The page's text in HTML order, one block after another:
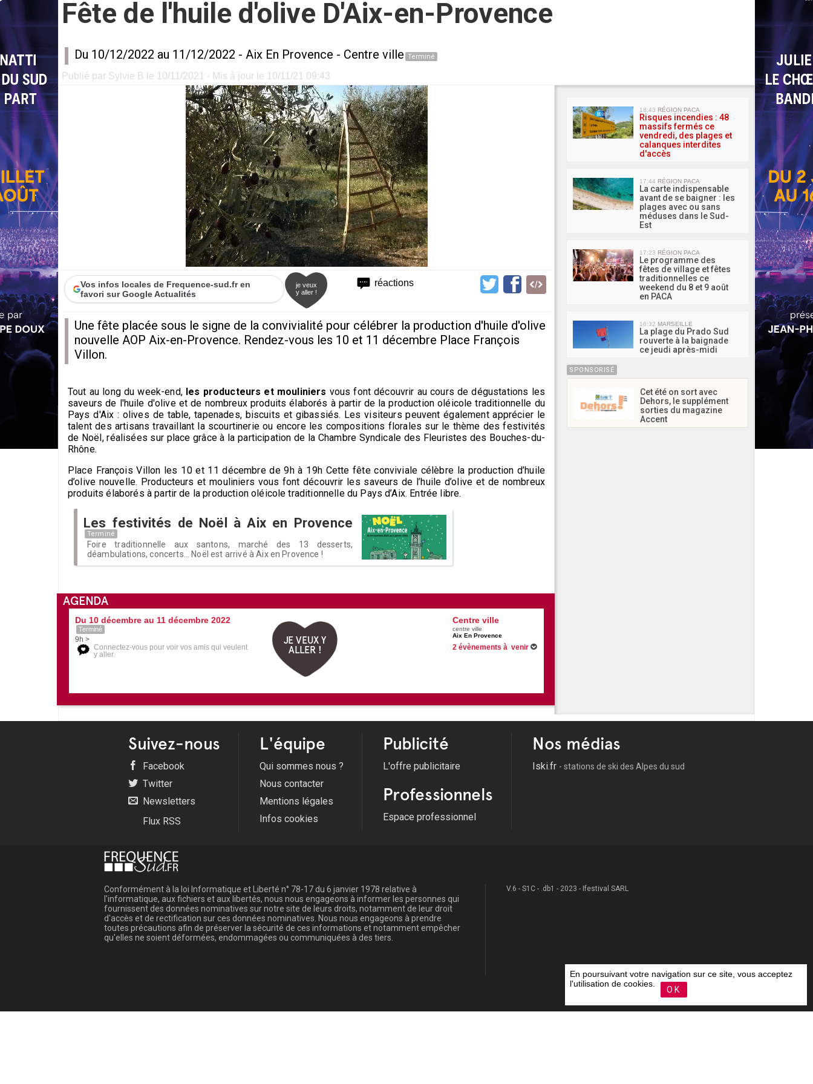
Fête de l'huile d'olive D'Aix-en-Provence
Du 10/12/2022 au 11/12/2022 - Aix En Provence - Centre ville Terminé
Publié par Sylvie B le 10/11/2021 - Mis à jour le 10/11/21 09:43
réactions
Vos infos locales de Frequence-sud.fr en
favori sur Google Actualités
je veux
y aller !
Une fête placée sous le signe de la convivialité pour célébrer la production d'huile d'olive
nouvelle AOP Aix-en-Provence. Rendez-vous les 10 et 11 décembre Place François
Villon.
Tout au long du week-end, les producteurs et mouliniers vous font découvrir au cours de dégustations les
saveurs de l'huile d'olive et de nombreux produits élaborés à partir de la production oléicole traditionnelle du
Pays d'Aix : olives de table, tapenades, biscuits et gibassiés. Les visiteurs peuvent également apprécier le
talent des artisans travaillant la scourtinerie ou encore les compositions florales sur le thème des festivités
de Noël, réalisées sur place grâce à la participation de la Chambre Syndicale des Fleuristes des Bouches-du-
Rhône.
Place François Villon les 10 et 11 décembre de 9h à 19h Cette fête conviviale célèbre la production d’huile
d’olive nouvelle. Producteurs et mouliniers vous font découvrir les saveurs de l’huile d’olive et de nombreux
produits élaborés à partir de la production oléicole traditionnelle du Pays d’Aix. Entrée libre.
Les festivités de Noël à Aix en Provence
Terminé
Foire traditionnelle aux santons, marché des 13 desserts,
déambulations, concerts... Noël est arrivé à Aix en Provence !
AGENDA
Du 10 décembre au 11 décembre 2022
Terminé
9h >
Connectez-vous pour voir vos amis qui veulent
y aller.
JE VEUX Y
ALLER !
Centre ville
centre ville
Aix En Provence
2 évènements à venir
MA
18:43 RÉGION PACA
Risques incendies : 48
massifs fermés ce
vendredi, des plages et
calanques interdites
d'accès
17:44 RÉGION PACA
La carte indispensable
avant de se baigner : les
plages avec ou sans
méduses dans le Sud-
Est
17:23 RÉGION PACA
Le programme des
fêtes de village et fêtes
traditionnelles ce
weekend du 8 et 9 août
en PACA
16:32 MARSEILLE
La plage du Prado Sud
rouverte à la baignade
ce jeudi après-midi
SPONSORISÉ
Cet été on sort avec
Dehors, le supplément
sorties du magazine
Accent
Suivez-nous
Facebook
Twitter
Newsletters
Flux RSS
L'équipe
Qui sommes nous ?
Nous contacter
Mentions légales
Infos cookies
Publicité
L'offre publicitaire
Professionnels
Espace professionnel
Nos médias
Iski.fr - stations de ski des Alpes du sud
Conformément à la loi Informatique et Liberté n° 78-17 du 6 janvier 1978 relative à
l'informatique, aux fichiers et aux libertés, nous nous engageons à informer les personnes qui
fournissent des données nominatives sur notre site de leurs droits, notamment de leur droit
d'accès et de rectification sur ces données nominatives. Nous nous engageons à prendre
toutes précautions afin de préserver la sécurité de ces informations et notamment empêcher
qu'elles ne soient déformées, endommagées ou communiquées à des tiers.
V.6 - S1C - .db1 - 2023 - Ifestival SARL
En poursuivant votre navigation sur ce site, vous acceptez
l'utilisation de cookies.
OK